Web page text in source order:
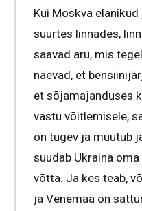
Kui Moskva
suurtes linnades,
saavad aru, mis
näevad, et
et sõjamajanduses
vastu võitlemisele,
on tugev ja muutub
suudab Ukraina
võtta. Ja kes teab,
ja Venemaa on